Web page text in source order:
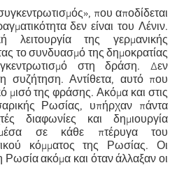
που αποδίδεται
δεν είναι του Λένιν.
λειτουργία της γερμανικής
το συνδυασμό της δημοκρατίας
στη δράση. Δεν
συζήτηση. Αντίθετα, αυτό που
μισό της φράσης. Ακόμα και στις
Ρωσίας, υπήρχαν πάντα
διαφωνίες και δημιουργία
σε κάθε πτέρυγα του
κόμματος της Ρωσίας. Οι
Ρωσία ακόμα και όταν άλλαξαν οι